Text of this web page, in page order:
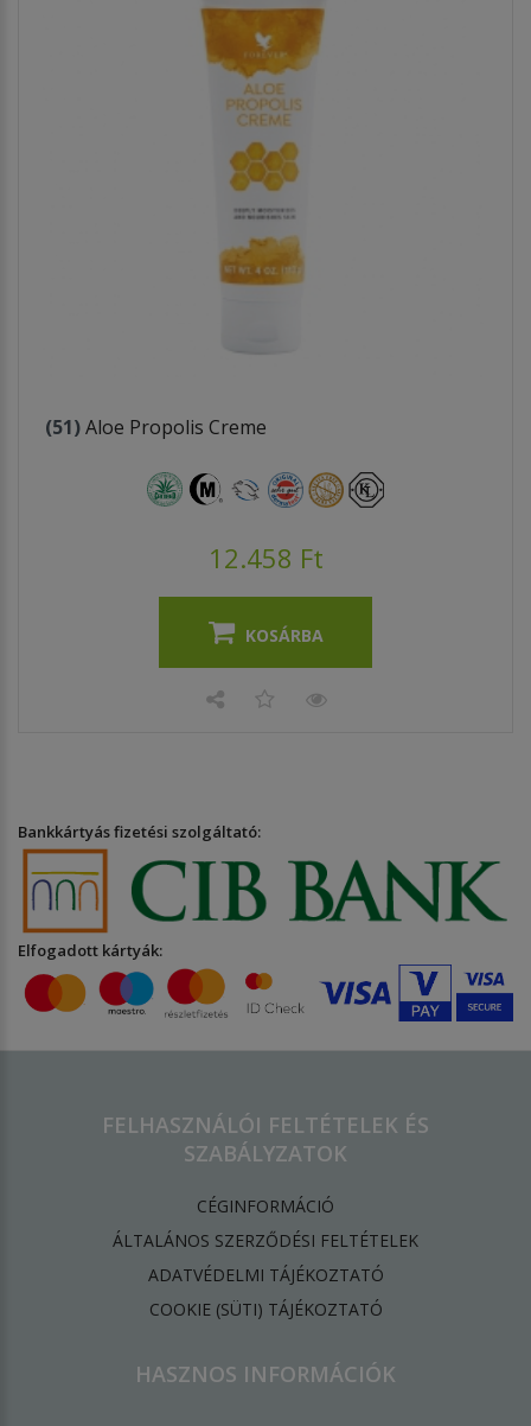
(51)Aloe Propolis Creme
12.458 Ft
KOSÁRBA
Bankkártyás fizetési szolgáltató:
Elfogadott kártyák:
FELHASZNÁLÓI FELTÉTELEK ÉS
SZABÁLYZATOK
CÉGINFORMÁCIÓ
ÁLTALÁNOS SZERZŐDÉSI FELTÉTELEK
ADATVÉDELMI TÁJÉKOZTATÓ
​COOKIE (SÜTI) TÁJÉKOZTATÓ
HASZNOS INFORMÁCIÓK